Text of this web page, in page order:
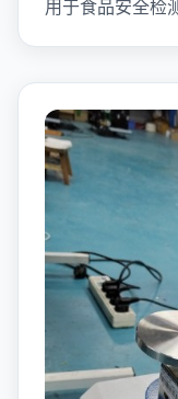
用于食品安全检